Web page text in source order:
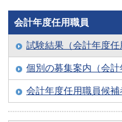
会計年度任用職員
試験結果（会計年度任
個別の募集案内（会計
会計年度任用職員候